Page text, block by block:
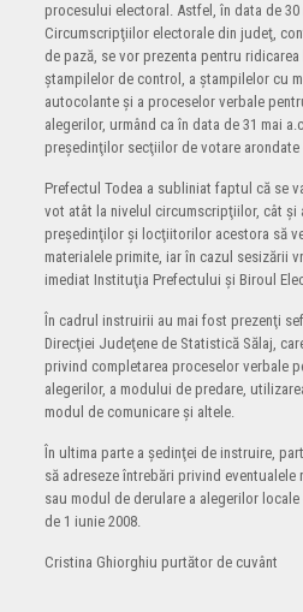
procesului electoral. Astfel, în data de 30
Circumscripţiilor electorale din judeţ,
de pază, se vor prezenta pentru
ştampilelor de control, a ştampilelor cu
autocolante şi a proceselor verbale
alegerilor, urmând ca în data de 31 mai
preşedinţilor secţiilor de votare
Prefectul Todea a subliniat faptul că se
vot atât la nivelul circumscripţiilor, cât şi
preşedinţilor şi locţiitorilor acestora să
materialele primite, iar în cazul sesizării
imediat Instituţia Prefectului şi Biroul
În cadrul instruirii au mai fost prezenţi
Direcţiei Judeţene de Statistică Sălaj,
privind completarea proceselor verbale
alegerilor, a modului de predare,
modul de comunicare şi altele.
În ultima parte a şedinţei de instruire,
să adreseze întrebări privind
sau modul de derulare a alegerilor
de 1 iunie 2008.
Cristina Ghiorghiu purtător de cuvânt